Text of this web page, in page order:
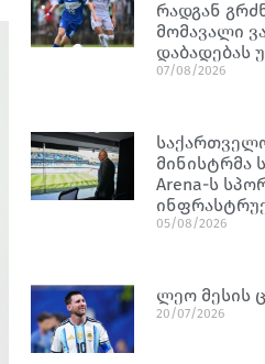
რადგან
მომავალი
დაბადებას
07/08/2026
მინისტრმა
Arena-ს
05/08/2026
ლეო მესის
20/07/2026